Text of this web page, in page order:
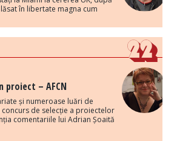
în libertate magna cum
proiect – AFCN
și numeroase luări de
de selecție a proiectelor
comentariile lui Adrian Șoaită